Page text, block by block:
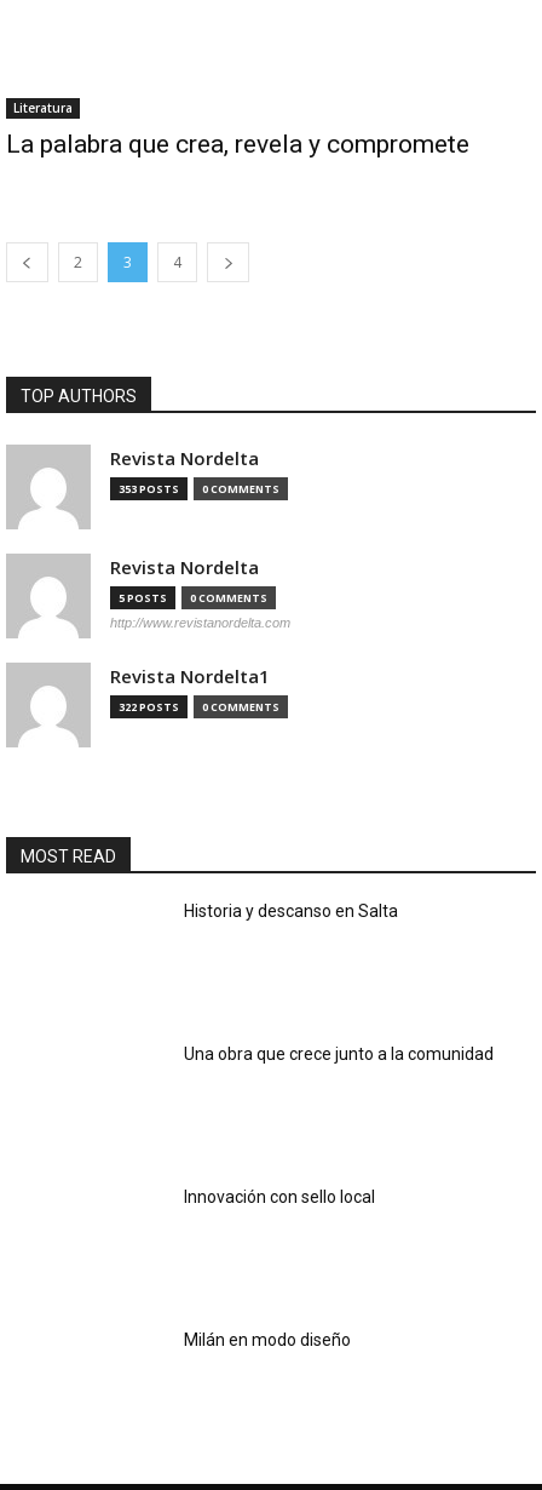
Literatura
La palabra que crea, revela y compromete
2 3 4
TOP AUTHORS
Revista Nordelta
353 POSTS 0 COMMENTS
Revista Nordelta
5 POSTS 0 COMMENTS
http://www.revistanordelta.com
Revista Nordelta1
322 POSTS 0 COMMENTS
MOST READ
Historia y descanso en Salta
Una obra que crece junto a la comunidad
Innovación con sello local
Milán en modo diseño